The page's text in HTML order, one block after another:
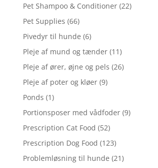
Pet Shampoo & Conditioner (22)
Pet Supplies (66)
Pivedyr til hunde (6)
Pleje af mund og tænder (11)
Pleje af ører, øjne og pels (26)
Pleje af poter og kløer (9)
Ponds (1)
Portionsposer med vådfoder (9)
Prescription Cat Food (52)
Prescription Dog Food (123)
Problemløsning til hunde (21)